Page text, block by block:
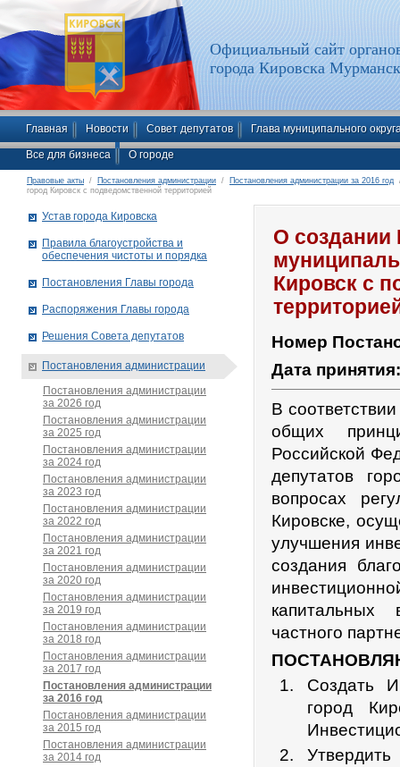
Официальный сайт
города Кировска
Главная Новости Совет депутатов Глава муниципального
Все для бизнеса О городе
Правовые акты / Постановления администрации / Постановления администрации за 2016 год
город Кировск с подведомственной территорией
О создании
Кировск с
Номер
Дата
В
общих
Российской
депутатов
вопросах
Кировске,
улучшения
создания
капитальных
частного
Создать
город
Устав города Кировска
Правила благоустройства и
обеспечения чистоты и порядка
Постановления Главы города
Распоряжения Главы города
Решения Совета депутатов
Постановления администрации
Постановления администрации
за 2026 год
Постановления администрации
за 2025 год
Постановления администрации
за 2024 год
Постановления администрации
за 2023 год
Постановления администрации
за 2022 год
Постановления администрации
за 2021 год
Постановления администрации
за 2020 год
Постановления администрации
за 2019 год
Постановления администрации
за 2018 год
Постановления администрации
за 2017 год
Постановления администрации
за 2016 год
Постановления администрации
за 2015 год
Постановления администрации
за 2014 год